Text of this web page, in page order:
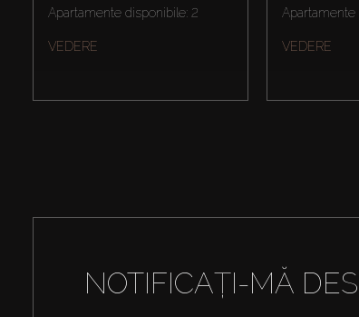
Apartamente disponibile: 2
VEDERE
Apartamente
VEDERE
NOTIFICAȚI-MĂ